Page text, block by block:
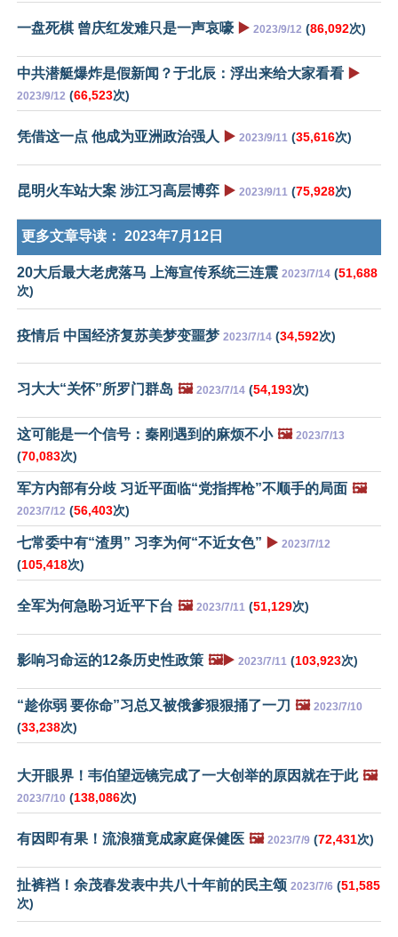
一盘死棋 曾庆红发难只是一声哀嚎 ▶️ 2023/9/12 (86,092次)
中共潜艇爆炸是假新闻？于北辰：浮出来给大家看看 ▶️
2023/9/12 (66,523次)
凭借这一点 他成为亚洲政治强人 ▶️ 2023/9/11 (35,616次)
昆明火车站大案 涉江习高层博弈 ▶️ 2023/9/11 (75,928次)
更多文章导读： 2023年7月12日
20大后最大老虎落马 上海宣传系统三连震 2023/7/14 (51,688
次)
疫情后 中国经济复苏美梦变噩梦 2023/7/14 (34,592次)
习大大“关怀”所罗门群岛 🖼️ 2023/7/14 (54,193次)
这可能是一个信号：秦刚遇到的麻烦不小 🖼️ 2023/7/13
(70,083次)
军方内部有分歧 习近平面临“党指挥枪”不顺手的局面 🖼️
2023/7/12 (56,403次)
七常委中有“渣男” 习李为何“不近女色” ▶️ 2023/7/12
(105,418次)
全军为何急盼习近平下台 🖼️ 2023/7/11 (51,129次)
影响习命运的12条历史性政策 🖼️▶️ 2023/7/11 (103,923次)
“趁你弱 要你命”习总又被俄爹狠狠捅了一刀 🖼️ 2023/7/10
(33,238次)
大开眼界！韦伯望远镜完成了一大创举的原因就在于此 🖼️
2023/7/10 (138,086次)
有因即有果！流浪猫竟成家庭保健医 🖼️ 2023/7/9 (72,431次)
扯裤裆！余茂春发表中共八十年前的民主颂 2023/7/6 (51,585
次)